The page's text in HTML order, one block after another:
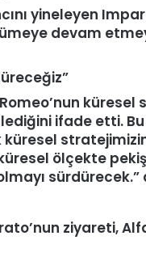
yineleyen
devam
ifade etti.
ölçekte
sürdürecek.”
’nun ziyareti,